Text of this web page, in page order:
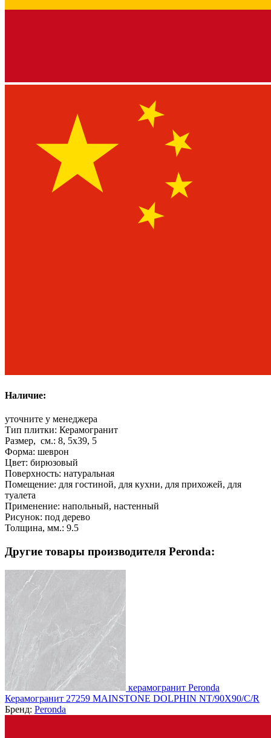
Наличие:
уточните у менеджера
Тип плитки: Керамогранит
Размер, см.: 8, 5x39, 5
Форма: шеврон
Цвет: бирюзовый
Поверхность: натуральная
Помещение: для гостиной, для кухни, для прихожей, для
туалета
Применение: напольный, настенный
Рисунок: под дерево
Толщина, мм.: 9.5
Другие товары производителя Peronda:
керамогранит Peronda
Керамогранит 27259 MAINSTONE DOLPHIN NT/90X90/C/R
Бренд: Peronda